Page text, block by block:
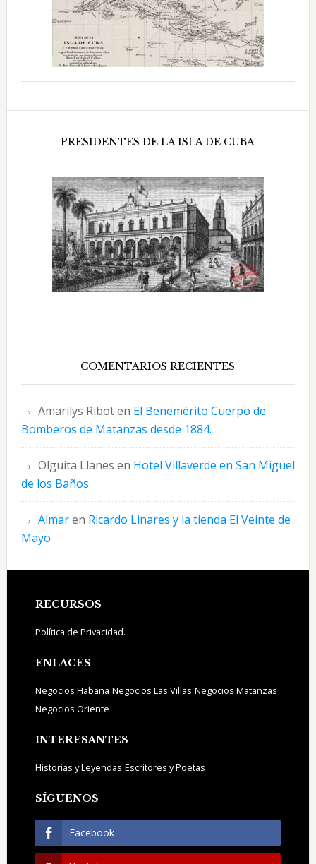
PRESIDENTES DE LA ISLA DE CUBA
COMENTARIOS RECIENTES
Amarilys Riboten El Benemérito Cuerpo de
Bomberos de Matanzas desde 1884.
Olguita Llanes en Hotel Villaverde en San Miguel
de los Baños
Almaren Ricardo Linares y la tienda El Veinte de
Mayo
Footer
RECURSOS
Política de Privacidad.
ENLACES
Negocios Habana Negocios Las Villas Negocios Matanzas
Negocios Oriente
INTERESANTES
Historias y Leyendas Escritores y Poetas
SÍGUENOS
Facebook